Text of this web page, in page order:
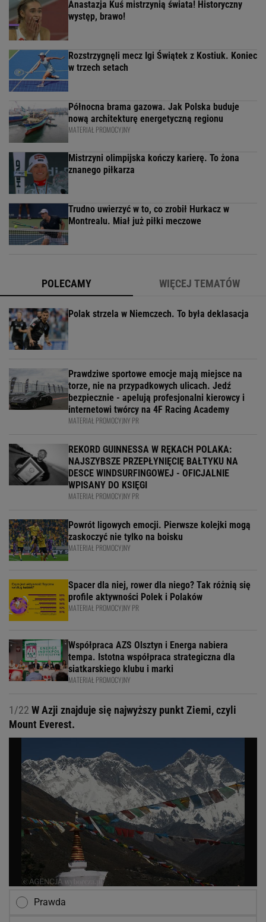
Anastazja Kuś mistrzynią świata! Historyczny
występ, brawo!
Rozstrzygnęli mecz Igi Świątek z Kostiuk. Koniec
w trzech setach
Północna brama gazowa. Jak Polska buduje
nową architekturę energetyczną regionu
MATERIAŁ PROMOCYJNY
Mistrzyni olimpijska kończy karierę. To żona
znanego piłkarza
Trudno uwierzyć w to, co zrobił Hurkacz w
Montrealu. Miał już piłki meczowe
POLECAMY WIĘCEJ TEMATÓW
Polak strzela w Niemczech. To była deklasacja
Prawdziwe sportowe emocje mają miejsce na
torze, nie na przypadkowych ulicach. Jedź
bezpiecznie - apelują profesjonalni kierowcy i
internetowi twórcy na 4F Racing Academy
MATERIAŁ PROMOCYJNY PR
REKORD GUINNESSA W RĘKACH POLAKA:
NAJSZYBSZE PRZEPŁYNIĘCIĘ BAŁTYKU NA
DESCE WINDSURFINGOWEJ - OFICJALNIE
WPISANY DO KSIĘGI
MATERIAŁ PROMOCYJNY PR
Powrót ligowych emocji. Pierwsze kolejki mogą
zaskoczyć nie tylko na boisku
MATERIAŁ PROMOCYJNY
Spacer dla niej, rower dla niego? Tak różnią się
profile aktywności Polek i Polaków
MATERIAŁ PROMOCYJNY PR
Współpraca AZS Olsztyn i Energa nabiera
tempa. Istotna współpraca strategiczna dla
siatkarskiego klubu i marki
MATERIAŁ PROMOCYJNY
1/22 W Azji znajduje się najwyższy punkt Ziemi, czyli
Mount Everest.
Prawda